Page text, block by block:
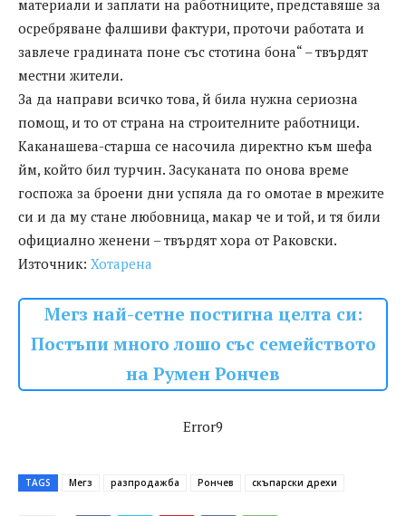
материали и заплати на работниците, представяше за
осребряване фалшиви фактури, проточи работата и
завлече градината поне със стотина бона“ – твърдят
местни жители.
За да направи всичко това, й била нужна сериозна
помощ, и то от страна на строителните работници.
Каканашева-старша се насочила директно към шефа
йм, който бил турчин. Засуканата по онова време
госпожа за броени дни успяла да го омотае в мрежите
си и да му стане любовница, макар че и той, и тя били
официално женени – твърдят хора от Раковски.
Източник: Хотарена
Мегз най-сетне постигна целта си:
Постъпи много лошо със семейството
на Румен Рончев
Error9
TAGS Мегз разпродажба Рончев скъпарски дрехи